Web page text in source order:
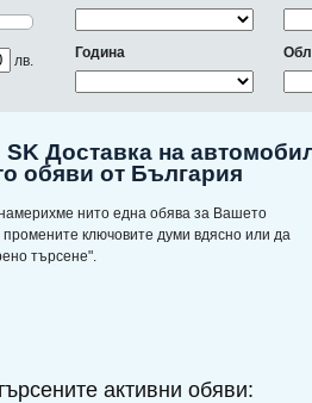
лв.
Година
Доставка на
обяви от България
нито една обява за Вашето
ключовите думи вдясно или да
търсене".
активни обяви: